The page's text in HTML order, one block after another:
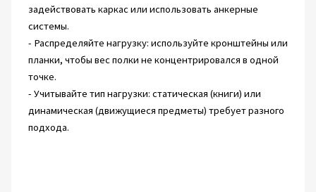
задействовать каркас или использовать анкерные
системы.
- Распределяйте нагрузку: используйте кронштейны или
планки, чтобы вес полки не концентрировался в одной
точке.
- Учитывайте тип нагрузки: статическая (книги) или
динамическая (движущиеся предметы) требует разного
подхода.